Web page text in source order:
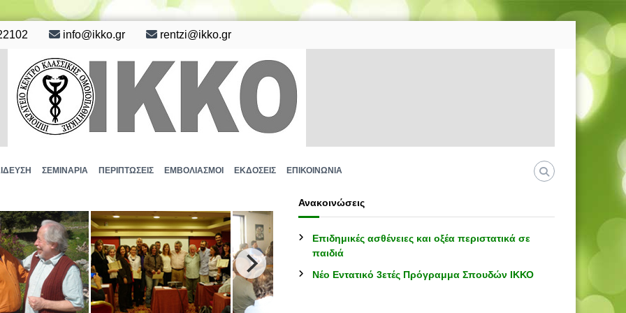
info@ikko.gr rentzi@ikko.gr
ΣΕΜΙΝΑΡΙΑ ΠΕΡΙΠΤΩΣΕΙΣ ΕΜΒΟΛΙΑΣΜΟΙ ΕΚΔΟΣΕΙΣ ΕΠΙΚΟΙΝΩΝΙΑ
Ανακοινώσεις
Επιδημικές ασθένειες και οξέα περιστατικά σε
παιδιά
Νέο Εντατικό 3ετές Πρόγραμμα Σπουδών ΙΚΚΟ